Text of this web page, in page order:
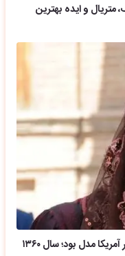
و ایده بهترین
مدل بود؛ سال ۱۳۶۰